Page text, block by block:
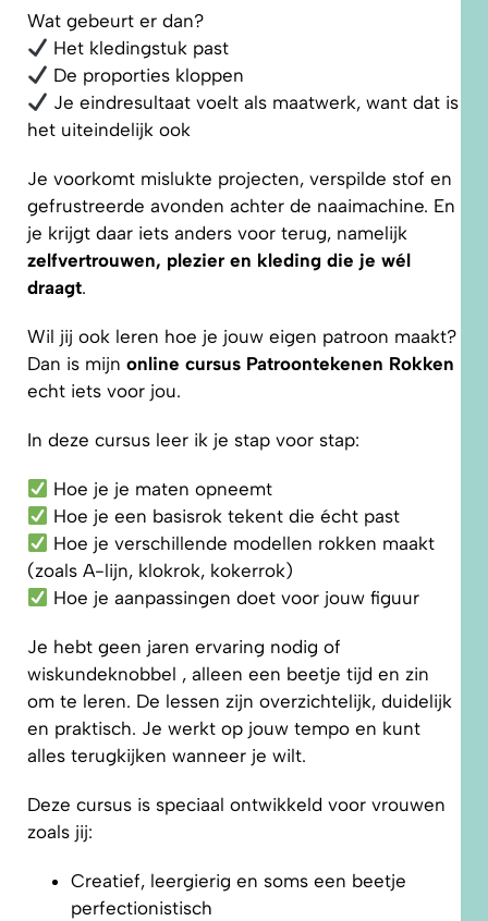
Wat gebeurt er dan?
Het kledingstuk past
De proporties kloppen
Je eindresultaat voelt als maatwerk, want dat is
het uiteindelijk ook
Je voorkomt mislukte projecten, verspilde stof en
gefrustreerde avonden achter de naaimachine. En
je krijgt daar iets anders voor terug, namelijk
zelfvertrouwen, plezier en kleding die je wél
draagt.
Wil jij ook leren hoe je jouw eigen patroon maakt?
Dan is mijn online cursus Patroontekenen Rokken
echt iets voor jou.
In deze cursus leer ik je stap voor stap:
Hoe je je maten opneemt
Hoe je een basisrok tekent die écht past
Hoe je verschillende modellen rokken maakt
(zoals A-lijn, klokrok, kokerrok)
Hoe je aanpassingen doet voor jouw figuur
Je hebt geen jaren ervaring nodig of
wiskundeknobbel , alleen een beetje tijd en zin
om te leren. De lessen zijn overzichtelijk, duidelijk
en praktisch. Je werkt op jouw tempo en kunt
alles terugkijken wanneer je wilt.
Deze cursus is speciaal ontwikkeld voor vrouwen
zoals jij:
Creatief, leergierig en soms een beetje
perfectionistisch